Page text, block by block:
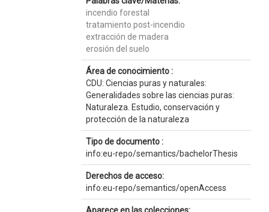
incendio forestal
tratamiento post-incendio
extracción de madera
erosión del suelo
Área de conocimiento :
CDU: Ciencias puras y naturales:
Generalidades sobre las ciencias puras:
Naturaleza. Estudio, conservación y
protección de la naturaleza
Tipo de documento :
info:eu-repo/semantics/bachelorThesis
Derechos de acceso:
info:eu-repo/semantics/openAccess